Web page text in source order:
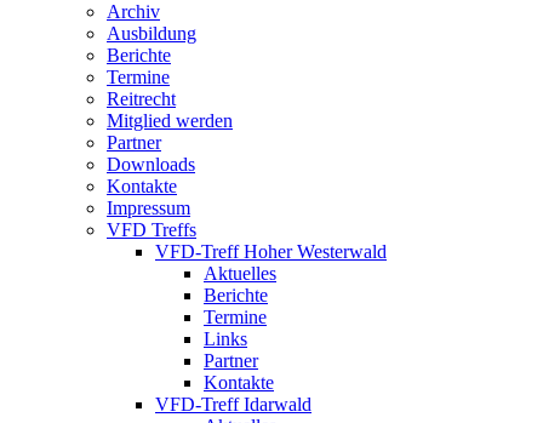
Archiv
Ausbildung
Berichte
Termine
Reitrecht
Mitglied werden
Partner
Downloads
Kontakte
Impressum
VFD Treffs
VFD-Treff Hoher Westerwald
Aktuelles
Berichte
Termine
Links
Partner
Kontakte
VFD-Treff Idarwald